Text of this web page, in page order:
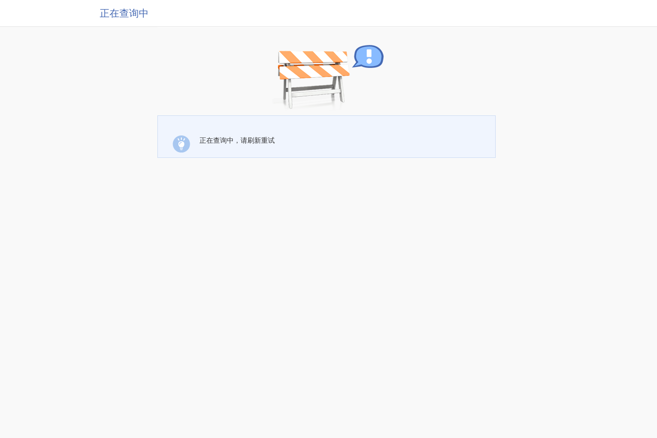
正在查询中
正在查询中，请刷新重试